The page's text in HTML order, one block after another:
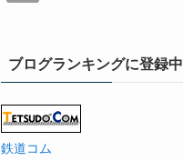
ブログランキングに登録中
鉄道コム